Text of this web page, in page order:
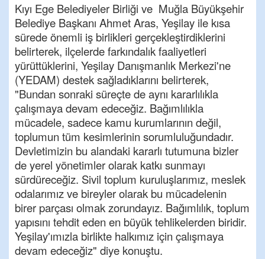
Kıyı Ege Belediyeler Birliği ve Muğla Büyükşehir
Belediye Başkanı Ahmet Aras, Yeşilay ile kısa
sürede önemli iş birlikleri gerçekleştirdiklerini
belirterek, ilçelerde farkındalık faaliyetleri
yürüttüklerini, Yeşilay Danışmanlık Merkezi'ne
(YEDAM) destek sağladıklarını belirterek,
"Bundan sonraki süreçte de aynı kararlılıkla
çalışmaya devam edeceğiz. Bağımlılıkla
mücadele, sadece kamu kurumlarının değil,
toplumun tüm kesimlerinin sorumluluğundadır.
Devletimizin bu alandaki kararlı tutumuna bizler
de yerel yönetimler olarak katkı sunmayı
sürdüreceğiz. Sivil toplum kuruluşlarımız, meslek
odalarımız ve bireyler olarak bu mücadelenin
birer parçası olmak zorundayız. Bağımlılık, toplum
yapısını tehdit eden en büyük tehlikelerden biridir.
Yeşilay'ımızla birlikte halkımız için çalışmaya
devam edeceğiz" diye konuştu.